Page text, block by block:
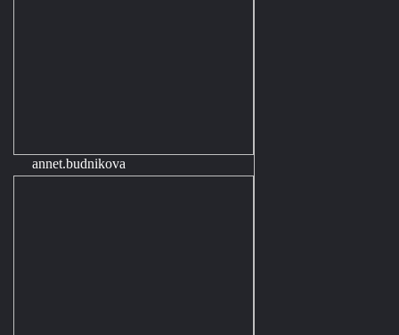
annet.budnikova